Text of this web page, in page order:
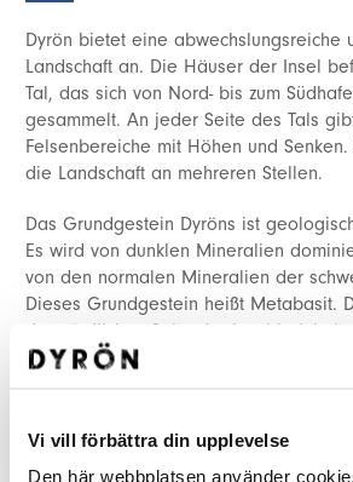
Vi vill förbättra din upplevelse
Den här webbplatsen använder
Dyrön bietet eine abwechslungsreiche
Landschaft an. Die Häuser der Insel
Tal, das sich von Nord- bis zum
gesammelt. An jeder Seite des Tals
Felsenbereiche mit Höhen und Senken.
die Landschaft an mehreren Stellen.
Das Grundgestein Dyröns ist
Es wird von dunklen Mineralien
von den normalen Mineralien der
Dieses Grundgestein heißt Metabasit.
der nördlichen Seite der Insel
von Gneis-Granodiorit. Auf der
Die Besonderheit des Grundgesteins,